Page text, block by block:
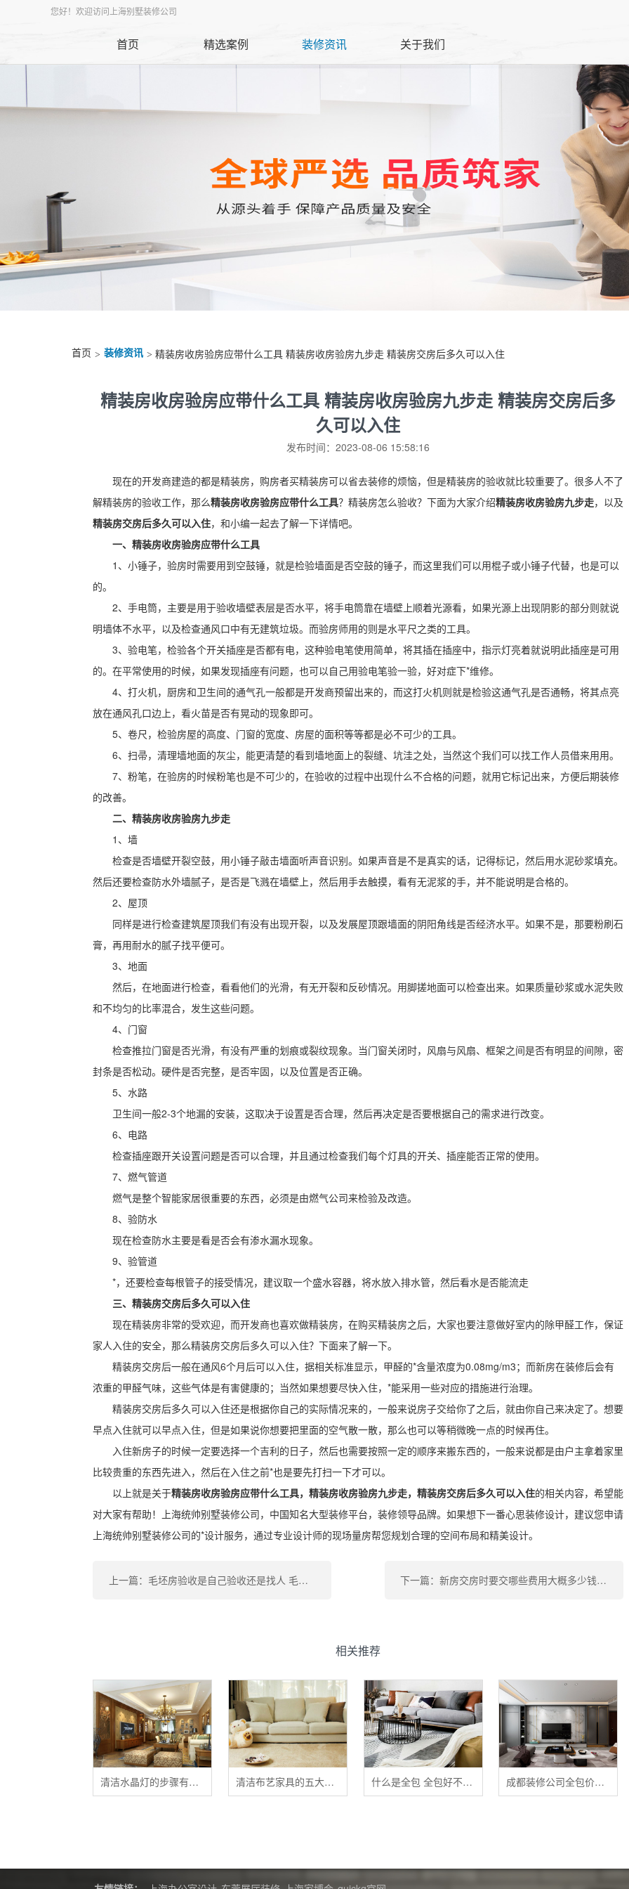
您好！欢迎访问上海别墅装修公司
首页 精选案例 装修资讯 关于我们
首页 > 装修资讯 > 精装房收房验房应带什么工具 精装房收房验房九步走 精装房交房后多久可以入住
精装房收房验房应带什么工具 精装房收房验房九步走 精装房交房后多
久可以入住
发布时间：2023-08-06 15:58:16
现在的开发商建造的都是精装房，购房者买精装房可以省去装修的烦恼，但是精装房的验收就比较重要了。很多人不了
解精装房的验收工作，那么精装房收房验房应带什么工具？精装房怎么验收？下面为大家介绍精装房收房验房九步走，以及
精装房交房后多久可以入住，和小编一起去了解一下详情吧。
一、精装房收房验房应带什么工具
1、小锤子，验房时需要用到空鼓锤，就是检验墙面是否空鼓的锤子，而这里我们可以用棍子或小锤子代替，也是可以
的。
2、手电筒，主要是用于验收墙壁表层是否水平，将手电筒靠在墙壁上顺着光源看，如果光源上出现阴影的部分则就说
明墙体不水平，以及检查通风口中有无建筑垃圾。而验房师用的则是水平尺之类的工具。
3、验电笔，检验各个开关插座是否都有电，这种验电笔使用简单，将其插在插座中，指示灯亮着就说明此插座是可用
的。在平常使用的时候，如果发现插座有问题，也可以自己用验电笔验一验，好对症下*维修。
4、打火机，厨房和卫生间的通气孔一般都是开发商预留出来的，而这打火机则就是检验这通气孔是否通畅，将其点亮
放在通风孔口边上，看火苗是否有晃动的现象即可。
5、卷尺，检验房屋的高度、门窗的宽度、房屋的面积等等都是必不可少的工具。
6、扫帚，清理墙地面的灰尘，能更清楚的看到墙地面上的裂缝、坑洼之处，当然这个我们可以找工作人员借来用用。
7、粉笔，在验房的时候粉笔也是不可少的，在验收的过程中出现什么不合格的问题，就用它标记出来，方便后期装修
的改善。
二、精装房收房验房九步走
1、墙
检查是否墙壁开裂空鼓，用小锤子敲击墙面听声音识别。如果声音是不是真实的话，记得标记，然后用水泥砂浆填充。
然后还要检查防水外墙腻子，是否是飞溅在墙壁上，然后用手去触摸，看有无泥浆的手，并不能说明是合格的。
2、屋顶
同样是进行检查建筑屋顶我们有没有出现开裂，以及发展屋顶跟墙面的阴阳角线是否经济水平。如果不是，那要粉刷石
膏，再用耐水的腻子找平便可。
3、地面
然后，在地面进行检查，看看他们的光滑，有无开裂和反砂情况。用脚搓地面可以检查出来。如果质量砂浆或水泥失败
和不均匀的比率混合，发生这些问题。
4、门窗
检查推拉门窗是否光滑，有没有严重的划痕或裂纹现象。当门窗关闭时，风扇与风扇、框架之间是否有明显的间隙，密
封条是否松动。硬件是否完整，是否牢固，以及位置是否正确。
5、水路
卫生间一般2-3个地漏的安装，这取决于设置是否合理，然后再决定是否要根据自己的需求进行改变。
6、电路
检查插座跟开关设置问题是否可以合理，并且通过检查我们每个灯具的开关、插座能否正常的使用。
7、燃气管道
燃气是整个智能家居很重要的东西，必须是由燃气公司来检验及改造。
8、验防水
现在检查防水主要是看是否会有渗水漏水现象。
9、验管道
*，还要检查每根管子的接受情况，建议取一个盛水容器，将水放入排水管，然后看水是否能流走
三、精装房交房后多久可以入住
现在精装房非常的受欢迎，而开发商也喜欢做精装房，在购买精装房之后，大家也要注意做好室内的除甲醛工作，保证
家人入住的安全，那么精装房交房后多久可以入住？下面来了解一下。
精装房交房后一般在通风6个月后可以入住，据相关标准显示，甲醛的*含量浓度为0.08mg/m3；而新房在装修后会有
浓重的甲醛气味，这些气体是有害健康的；当然如果想要尽快入住，*能采用一些对应的措施进行治理。
精装房交房后多久可以入住还是根据你自己的实际情况来的，一般来说房子交给你了之后，就由你自己来决定了。想要
早点入住就可以早点入住，但是如果说你想要把里面的空气散一散，那么也可以等稍微晚一点的时候再住。
入住新房子的时候一定要选择一个吉利的日子，然后也需要按照一定的顺序来搬东西的，一般来说都是由户主拿着家里
比较贵重的东西先进入，然后在入住之前*也是要先打扫一下才可以。
以上就是关于精装房收房验房应带什么工具，精装房收房验房九步走，精装房交房后多久可以入住的相关内容，希望能
对大家有帮助！上海统帅别墅装修公司，中国知名大型装修平台，装修领导品牌。如果想下一番心思装修设计，建议您申请
上海统帅别墅装修公司的*设计服务，通过专业设计师的现场量房帮您规划合理的空间布局和精美设计。
上一篇：毛坯房验收是自己验收还是找人 毛坯房验收不合格怎么办 下一篇：新房交房时要交哪些费用大概多少钱 新房交房验房注意事项 新房交房后多久装修好
相关推荐
清洁水晶灯的步骤有哪些？ 清洁布艺家具的五大禁忌 什么是全包 全包好不好 全包装修注意事项有哪些 成都装修公司全包价格 成都全包装修多少钱一平